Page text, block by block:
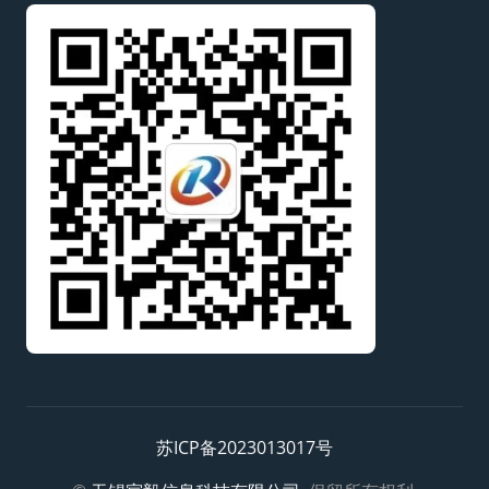
苏ICP备2023013017号